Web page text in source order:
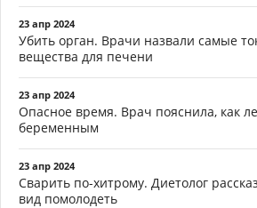
23 апр 2024
Убить орган. Врачи назвали самые
вещества для печени
23 апр 2024
Опасное время. Врач пояснила, как
беременным
23 апр 2024
Сварить по-хитрому. Диетолог
вид помолодеть